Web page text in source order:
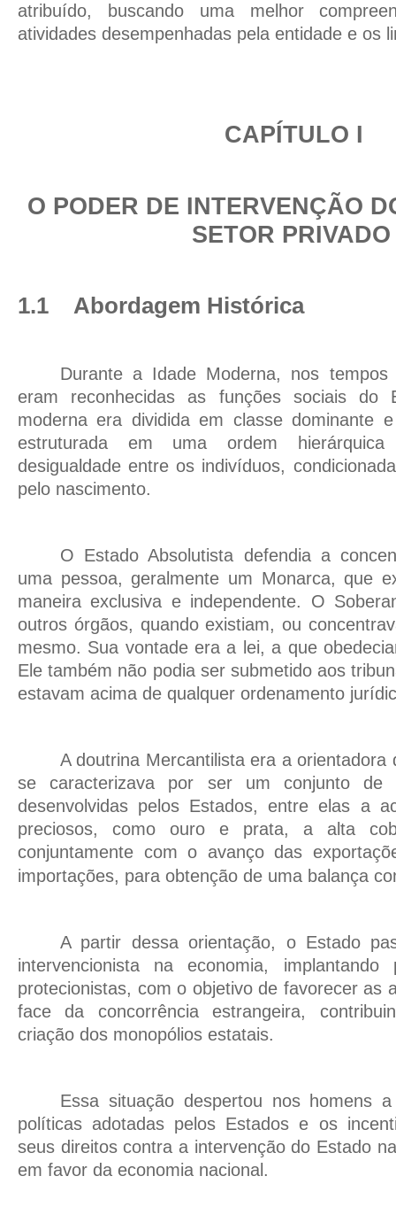
atribuído, buscando uma melhor
atividades desempenhadas pela entidade e os
CAPÍTULO I
O PODER DE INTERVENÇÃO
SETOR PRIVADO
1.1 Abordagem Histórica
Durante a Idade Moderna, nos tempos
eram reconhecidas as funções sociais do
moderna era dividida em classe dominante
estruturada em uma ordem
desigualdade entre os indivíduos,
pelo nascimento.
O Estado Absolutista defendia a
uma pessoa, geralmente um Monarca, que
maneira exclusiva e independente. O
outros órgãos, quando existiam, ou
mesmo. Sua vontade era a lei, a que
Ele também não podia ser submetido aos
estavam acima de qualquer ordenamento
A doutrina Mercantilista era a orientadora
se caracterizava por ser um conjunto de
desenvolvidas pelos Estados, entre elas a
preciosos, como ouro e prata, a alta
conjuntamente com o avanço das
importações, para obtenção de uma balança
A partir dessa orientação, o Estado
intervencionista na economia, implantando
protecionistas, com o objetivo de favorecer as
face da concorrência estrangeira,
criação dos monopólios estatais.
Essa situação despertou nos homens
políticas adotadas pelos Estados e os
seus direitos contra a intervenção do Estado
em favor da economia nacional.